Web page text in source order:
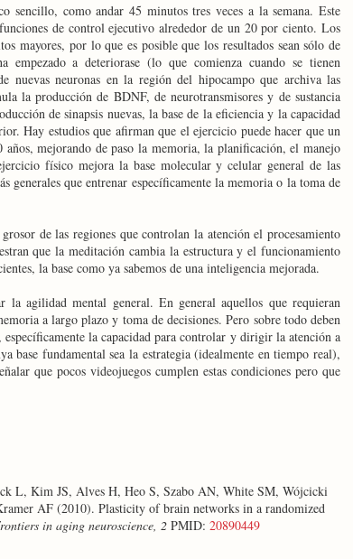
sencillo, como andar 45 minutos tres veces a la semana. Este
de control ejecutivo alrededor de un 20 por ciento. Los
mayores, por lo que es posible que los resultados sean sólo de
empezado a deteriorase (lo que comienza cuando se tienen
nuevas neuronas en la región del hipocampo que archiva las
la producción de BDNF, de neurotransmisores y de sustancia
de sinapsis nuevas, la base de la eficiencia y la capacidad
Hay estudios que afirman que el ejercicio puede hacer que un
mejorando de paso la memoria, la planificación, el manejo
físico mejora la base molecular y celular general de las
generales que entrenar específicamente la memoria o la toma de
de las regiones que controlan la atención el procesamiento
que la meditación cambia la estructura y el funcionamiento
la base como ya sabemos de una inteligencia mejorada.
la agilidad mental general. En general aquellos que requieran
a largo plazo y toma de decisiones. Pero sobre todo deben
la capacidad para controlar y dirigir la atención a
base fundamental sea la estrategia (idealmente en tiempo real),
que pocos videojuegos cumplen estas condiciones pero que
L, Kim JS, Alves H, Heo S, Szabo AN, White SM, Wójcicki
AF (2010). Plasticity of brain networks in a randomized
in aging neuroscience, 2 PMID: 20890449